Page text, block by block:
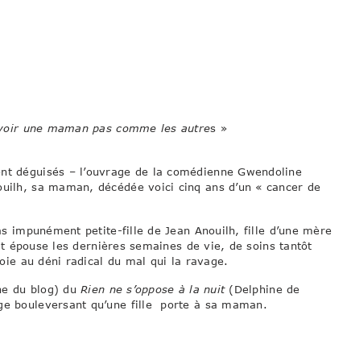
une maman pas comme les autres »
déguisés – l’ouvrage de la comédienne Gwendoline
sa maman, décédée voici cinq ans d’un « cancer de
impunément petite-fille de Jean Anouilh, fille d’une mère
les dernières semaines de vie, de soins tantôt
au déni radical du mal qui la ravage.
du blog) du Rien ne s’oppose à la nuit(Delphine de
bouleversant qu’une fille porte à sa maman.